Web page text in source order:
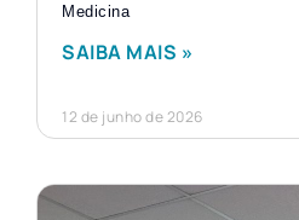
Medicina
SAIBA MAIS »
12 de junho de 2026